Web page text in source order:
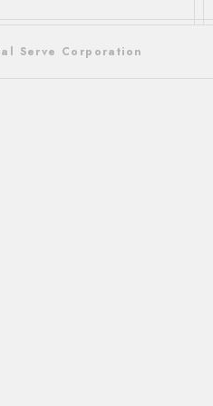
Serve Corporation